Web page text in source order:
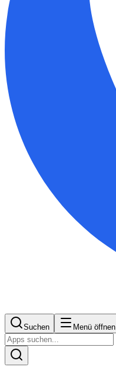
Suchen Menü öffnen